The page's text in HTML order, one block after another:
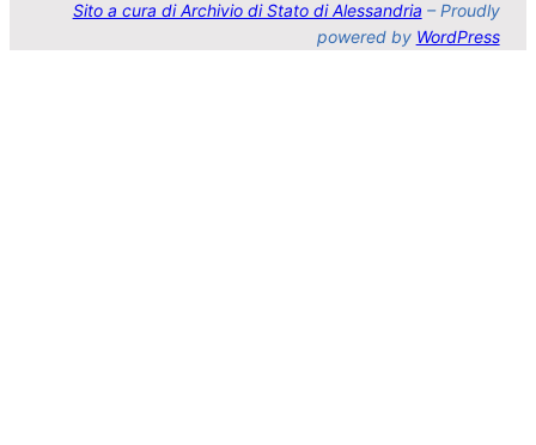
Sito a cura di Archivio di Stato di Alessandria – Proudly
powered by WordPress